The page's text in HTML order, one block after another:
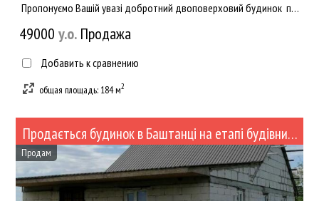
Пропонуємо Вашій увазі добротний двоповерховий будинок поряд з центром! В кімнатах зроблений свіжий євро ре...
49000 y.о. Продажа
Добавить к сравнению
общая площадь: 184 м2
Продається будинок в Баштанці на етапі будівництва (№433-85)
Продам